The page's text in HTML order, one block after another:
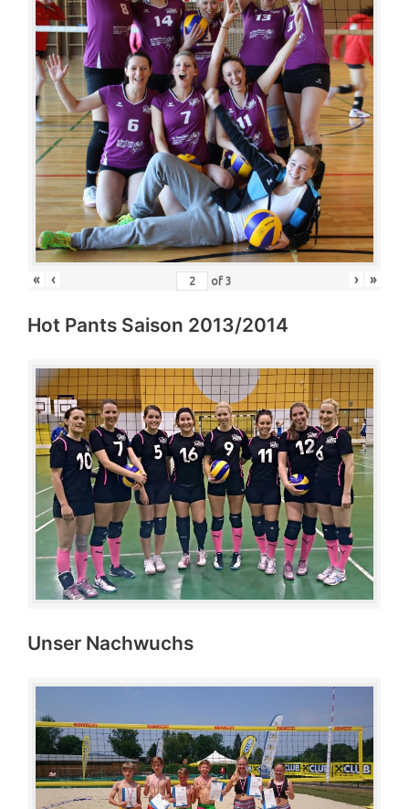
« ‹ of3 › »
Hot Pants Saison 2013/2014
Unser Nachwuchs